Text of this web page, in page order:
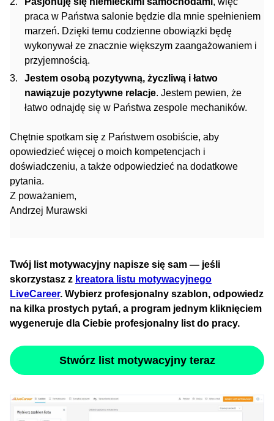
praca w Państwa salonie będzie dla mnie spełnieniem
marzeń. Dzięki temu codzienne obowiązki będę
wykonywał ze znacznie większym zaangażowaniem i
przyjemnością.
Jestem osobą pozytywną, życzliwą i łatwo
nawiązuje pozytywne relacje. Jestem pewien, że
łatwo odnajdę się w Państwa zespole mechaników.
Chętnie spotkam się z Państwem osobiście, aby
opowiedzieć więcej o moich kompetencjach i
doświadczeniu, a także odpowiedzieć na dodatkowe
pytania.
Z poważaniem,
Andrzej Murawski
Twój list motywacyjny napisze się sam — jeśli
skorzystasz z kreatora listu motywacyjnego
LiveCareer. Wybierz profesjonalny szablon, odpowiedz
na kilka prostych pytań, a program jednym kliknięciem
wygeneruje dla Ciebie profesjonalny list do pracy.
Stwórz list motywacyjny teraz